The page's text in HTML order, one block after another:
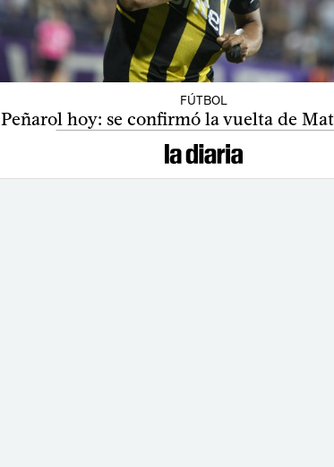
FÚTBOL
Peñarol hoy: se confirmó la vuelta de